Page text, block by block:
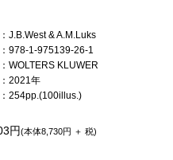
：J.B.West & A.M.Luks
：978-1-975139-26-1
：WOLTERS KLUWER
：2021年
：254pp.(100illus.)
円(本体8,730円 ＋ 税)